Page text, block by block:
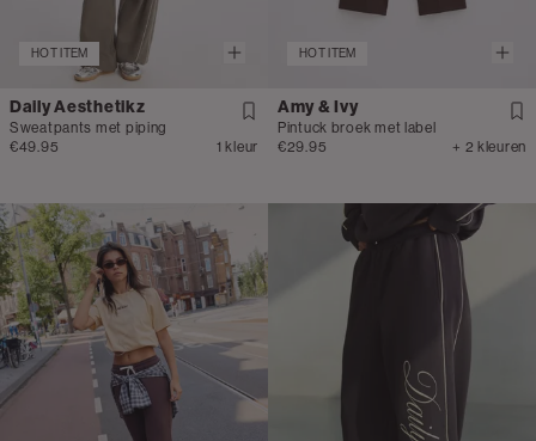
HOT ITEM
Daily Aesthetikz
Sweatpants met piping
€49.95
1 kleur
HOT ITEM
Amy & Ivy
Pintuck broek met label
€29.95
+ 2 kleuren